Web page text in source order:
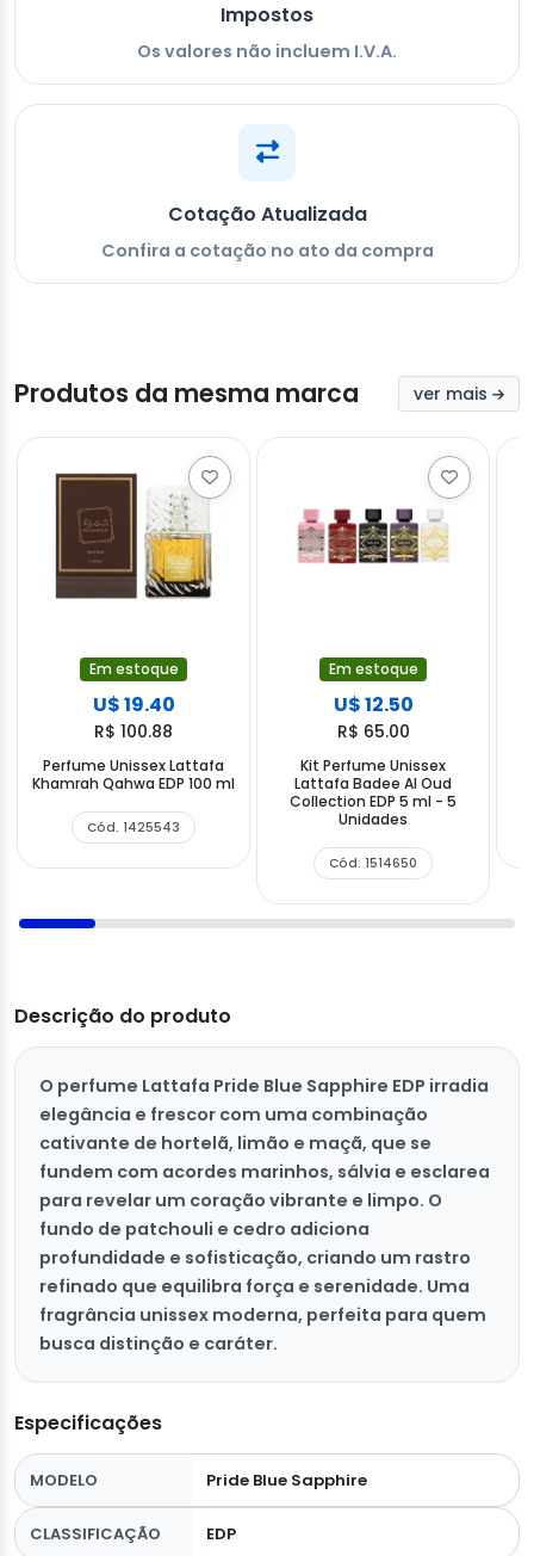
Impostos
Os valores não incluem I.V.A.
Cotação Atualizada
Confira a cotação no ato da compra
Produtos da mesma marca ver mais
Em estoque
U$ 19.40
R$ 100.88
Perfume Unissex Lattafa
Khamrah Qahwa EDP 100 ml
Cód. 1425543
Em estoque
U$ 12.50
R$ 65.00
Kit Perfume Unissex
Lattafa Badee Al Oud
Collection EDP 5 ml - 5
Unidades
Cód. 1514650
Descrição do produto
O perfume Lattafa Pride Blue Sapphire EDP irradia
elegância e frescor com uma combinação
cativante de hortelã, limão e maçã, que se
fundem com acordes marinhos, sálvia e esclarea
para revelar um coração vibrante e limpo. O
fundo de patchouli e cedro adiciona
profundidade e sofisticação, criando um rastro
refinado que equilibra força e serenidade. Uma
fragrância unissex moderna, perfeita para quem
busca distinção e caráter.
Especificações
MODELO Pride Blue Sapphire
CLASSIFICAÇÃO EDP